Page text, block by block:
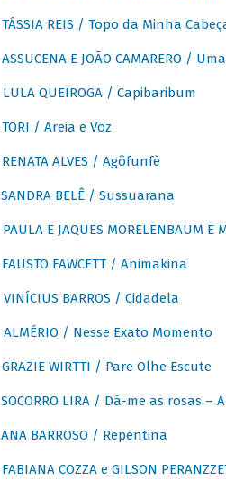
TÁSSIA REIS / Topo da Minha
ASSUCENA E JOÃO CAMARERO /
LULA QUEIROGA / Capibaribum
TORI / Areia e Voz
RENATA ALVES / Agôfunfè
SANDRA BELÊ / Sussuarana
PAULA E JAQUES MORELENBAUM
FAUSTO FAWCETT / Animakina
VINÍCIUS BARROS / Cidadela
ALMÉRIO / Nesse Exato Momento
GRAZIE WIRTTI / Pare Olhe Escute
SOCORRO LIRA / Dá-me as rosas –
ANA BARROSO / Repentina
FABIANA COZZA e GILSON